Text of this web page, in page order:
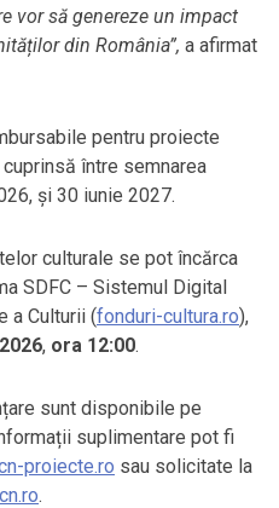
vor să genereze un impact
din România”, a afirmat
pentru proiecte
între semnarea
și 30 iunie 2027.
culturale se pot încărca
SDFC – Sistemul Digital
a Culturii (fonduri-cultura.ro),
, ora 12:00.
sunt disponibile pe
suplimentare pot fi
proiecte.ro sau solicitate la
.